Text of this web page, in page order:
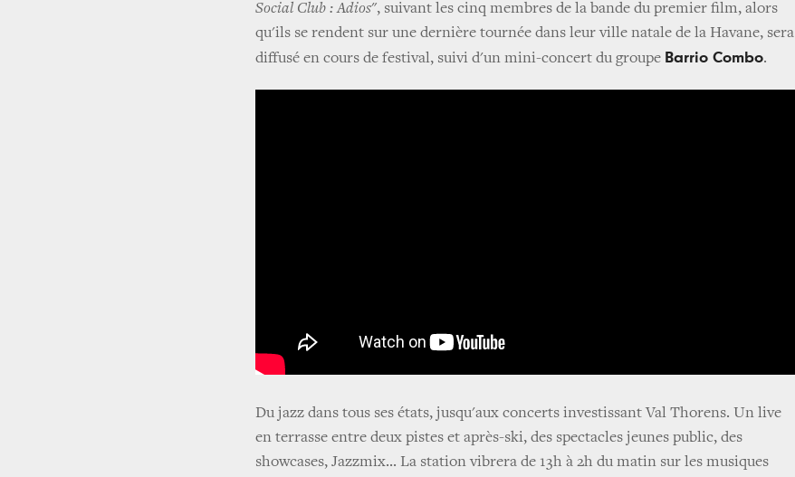
Social Club : Adios", suivant les cinq membres de la bande du premier film, alors
qu'ils se rendent sur une dernière tournée dans leur ville natale de la Havane, sera
diffusé en cours de festival, suivi d'un mini-concert du groupe Barrio Combo.
Du jazz dans tous ses états, jusqu'aux concerts investissant Val Thorens. Un live
en terrasse entre deux pistes et après-ski, des spectacles jeunes public, des
showcases, Jazzmix... La station vibrera de 13h à 2h du matin sur les musiques